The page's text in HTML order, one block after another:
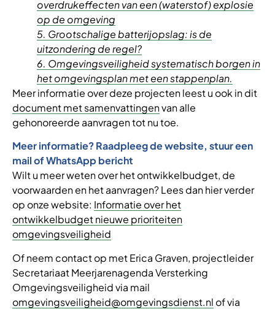
overdrukeffecten van een (waterstof) explosie
op de omgeving
5. Grootschalige batterijopslag: is de
uitzondering de regel?
6. Omgevingsveiligheid systematisch borgen in
het omgevingsplan met een stappenplan.
Meer informatie over deze projecten leest u ook in dit
document met samenvattingenvan alle
gehonoreerde aanvragen tot nu toe.
Meer informatie? Raadpleeg de website, stuur een
mail of WhatsApp bericht
Wilt u meer weten over het ontwikkelbudget, de
voorwaarden en het aanvragen? Lees dan hier verder
op onze website: Informatie over het
ontwikkelbudget nieuwe prioriteiten
omgevingsveiligheid
Of neem contact op met Erica Graven, projectleider
Secretariaat Meerjarenagenda Versterking
Omgevingsveiligheid via mail
omgevingsveiligheid@omgevingsdienst.nl of via